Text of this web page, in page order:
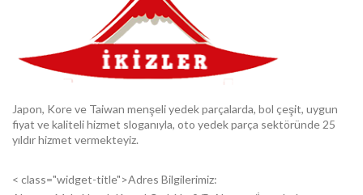
Japon, Kore ve Taiwan menşeli yedek parçalarda, bol çeşit, uygun
fiyat ve kaliteli hizmet sloganıyla, oto yedek parça sektöründe 25
yıldır hizmet vermekteyiz.
< class="widget-title">Adres Bilgilerimiz: